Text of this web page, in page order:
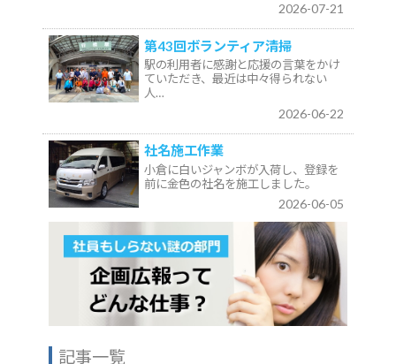
2026-07-21
第43回ボランティア清掃
駅の利用者に感謝と応援の言葉をかけ
ていただき、最近は中々得られない
人…
2026-06-22
社名施工作業
小倉に白いジャンボが入荷し、登録を
前に金色の社名を施工しました。
2026-06-05
記事一覧